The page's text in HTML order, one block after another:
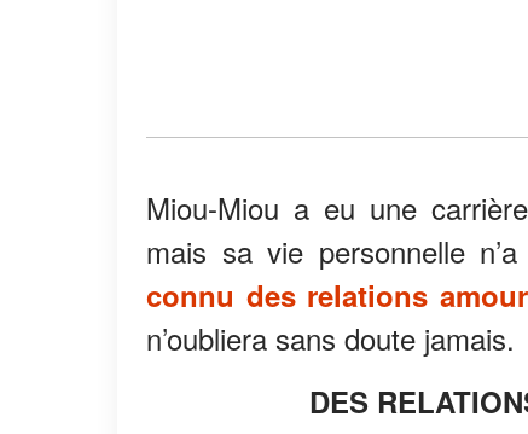
Miou-Miou a eu une
mais sa vie personnelle
connu des relations
n’oubliera sans doute jamais.
DES